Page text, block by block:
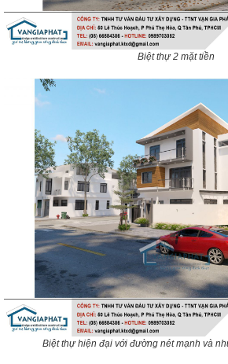
Biệt thự 2 mặt tiền
Biệt thự hiện đại với đường nét mạnh và